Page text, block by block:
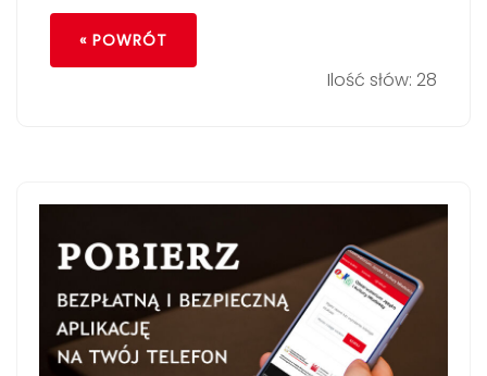
« POWRÓT
Ilość słów: 28